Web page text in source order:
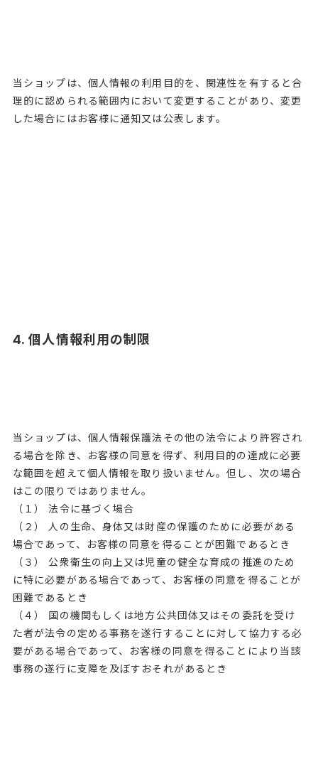
当ショップは、個人情報の利用目的を、関連性を有すると合
理的に認められる範囲内において変更することがあり、変更
した場合にはお客様に通知又は公表します。
4. 個人情報利用の制限
当ショップは、個人情報保護法その他の法令により許容され
る場合を除き、お客様の同意を得ず、利用目的の達成に必要
な範囲を超えて個人情報を取り扱いません。但し、次の場合
はこの限りではありません。
（１） 法令に基づく場合
（２） 人の生命、身体又は財産の保護のために必要がある
場合であって、お客様の同意を得ることが困難であるとき
（３） 公衆衛生の向上又は児童の健全な育成の推進のため
に特に必要がある場合であって、お客様の同意を得ることが
困難であるとき
（４） 国の機関もしくは地方公共団体又はその委託を受け
た者が法令の定める事務を遂行することに対して協力する必
要がある場合であって、お客様の同意を得ることにより当該
事務の遂行に支障を及ぼすおそれがあるとき